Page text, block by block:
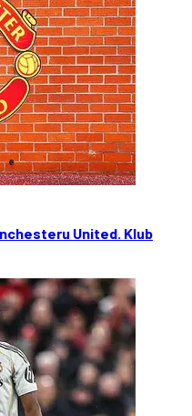
United. Klub